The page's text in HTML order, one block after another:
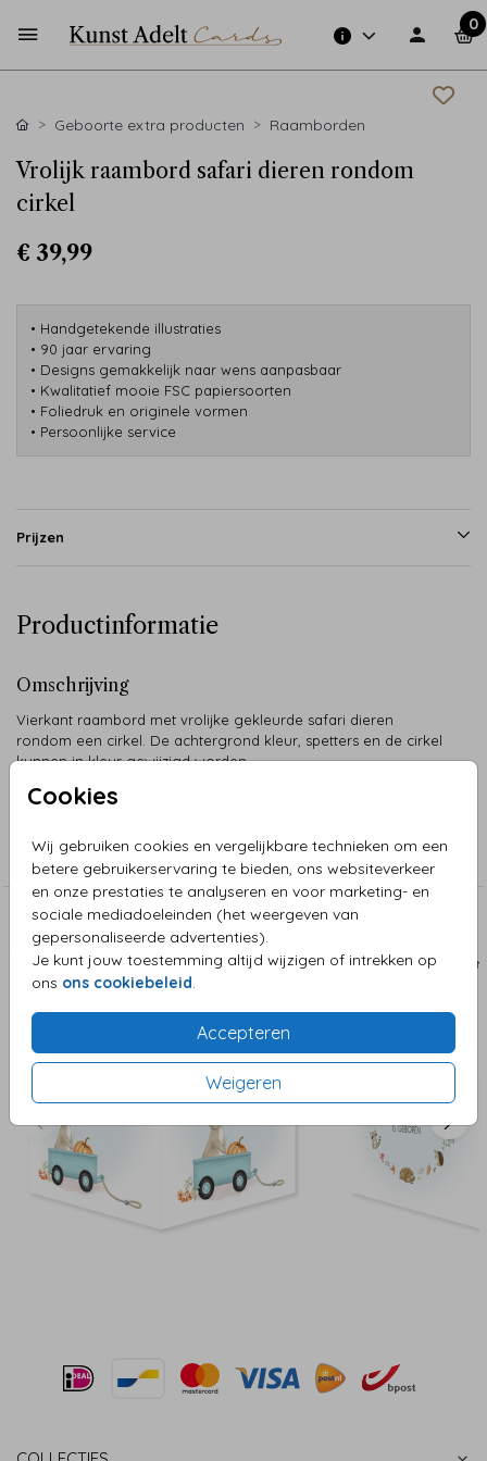
0
Cookies
Wij gebruiken cookies en vergelijkbare technieken om een
betere gebruikerservaring te bieden, ons websiteverkeer
en onze prestaties te analyseren en voor marketing- en
sociale mediadoeleinden (het weergeven van
gepersonaliseerde advertenties).
Je kunt jouw toestemming altijd wijzigen of intrekken op
ons ons cookiebeleid
Accepteren
Weigeren
Geboorte extra producten Raamborden
Vrolijk raambord safari dieren rondom
cirkel
€ 39,99
• Handgetekende illustraties
• 90 jaar ervaring
• Designs gemakkelijk naar wens aanpasbaar
• Kwalitatief mooie FSC papiersoorten
• Foliedruk en originele vormen
• Persoonlijke service
Prijzen
Productinformatie
Omschrijving
Vierkant raambord met vrolijke gekleurde safari dieren
rondom een cirkel. De achtergrond kleur, spetters en de cirkel
kunnen in kleur gewijzigd worden.
Raamborden
Aanbevolen
RAAMBORD